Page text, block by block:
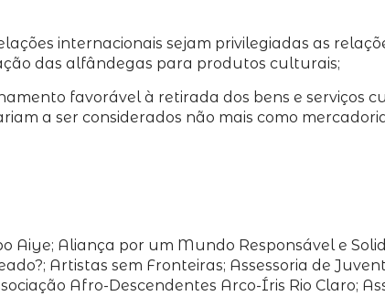
internacionais sejam privilegiadas as
das alfândegas para produtos culturais;
favorável à retirada dos bens e serviços
a ser considerados não mais como
Aiye; Aliança por um Mundo Responsável e
Artistas sem Fronteiras; Assessoria de
Afro-Descendentes Arco-Íris Rio Claro;